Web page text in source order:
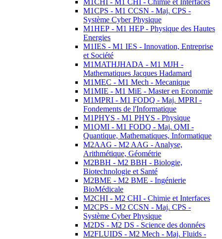
M1CHI - M1 CHI - Chimie et Interfaces
M1CPS - M1 CCSN - Maj. CPS -
Système Cyber Physique
M1HEP - M1 HEP - Physique des Hautes
Energies
M1IES - M1 IES - Innovation, Entreprise
et Société
M1MATHJHADA - M1 MJH -
Mathematiques Jacques Hadamard
M1MEC - M1 Mech - Mecanique
M1MIE - M1 MiE - Master en Economie
M1MPRI - M1 FODQ - Maj. MPRI -
Fondements de l'Informatique
M1PHYS - M1 PHYS - Physique
M1QMI - M1 FODQ - Maj. QMI -
Quantique, Mathematiques, Informatique
M2AAG - M2 AAG - Analyse,
Arithmétique, Géométrie
M2BBH - M2 BBH - Biologie,
Biotechnologie et Santé
M2BME - M2 BME - Ingénierie
BioMédicale
M2CHI - M2 CHI - Chimie et Interfaces
M2CPS - M2 CCSN - Maj. CPS -
Système Cyber Physique
M2DS - M2 DS - Science des données
M2FLUIDS - M2 Mech - Maj. Fluids -